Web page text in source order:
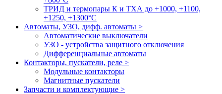
ТРИД и термопары К и ТХА до +1000, +1100,
+1250, +1300°C
Автоматы, УЗО, дифф. автоматы >
Автоматические выключатели
УЗО - устройства защитного отключения
Дифференциальные автоматы
Контакторы, пускатели, реле >
Модульные контакторы
Магнитные пускатели
Запчасти и комплектующие >